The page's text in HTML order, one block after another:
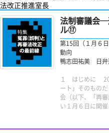
法改正推進室長
法制審議会─
ル⑰
第15回（１月６
動向
鴨志田祐美 日弁
１ はじめに
ート」そのもの
会（以下、「再
い１月６日に開